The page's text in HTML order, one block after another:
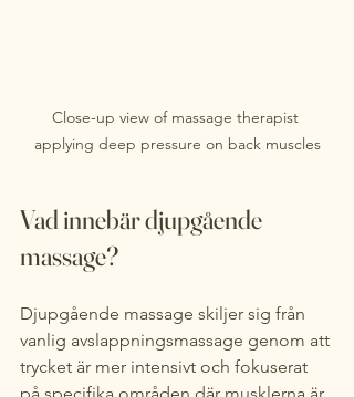
Close-up view of massage therapist
applying deep pressure on back muscles
Vad innebär djupgående
massage?
Djupgående massage skiljer sig från
vanlig avslappningsmassage genom att
trycket är mer intensivt och fokuserat